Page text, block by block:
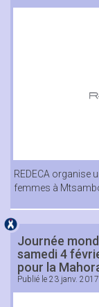
REDECA organise
femmes à
Journée
samedi 4
pour la
Publié le 23 janv. 2017